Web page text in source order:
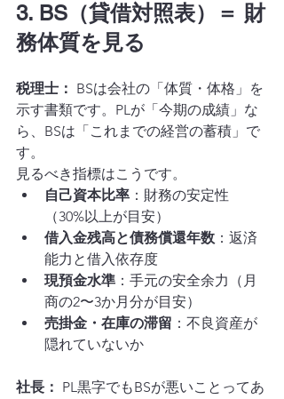
3. BS（貸借対照表）＝ 財
務体質を見る
税理士： BSは会社の「体質・体格」を
示す書類です。PLが「今期の成績」な
ら、BSは「これまでの経営の蓄積」で
す。
見るべき指標はこうです。
自己資本比率 ：財務の安定性
（30%以上が目安）
借入金残高と債務償還年数 ：返済
能力と借入依存度
現預金水準 ：手元の安全余力（月
商の2〜3か月分が目安）
売掛金・在庫の滞留 ：不良資産が
隠れていないか
社長： PL黒字でもBSが悪いことってあ